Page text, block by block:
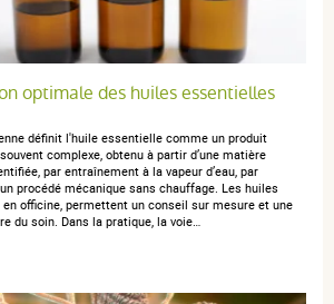
Trier l'affichage des avis
le 06 août 2020 suite à une commande du
optimale des huiles essentielles
définit l'huile essentielle comme un produit
complexe, obtenu à partir d’une matière
par entraînement à la vapeur d’eau, par
procédé mécanique sans chauffage. Les huiles
officine, permettent un conseil sur mesure et une
du soin. Dans la pratique, la voie…